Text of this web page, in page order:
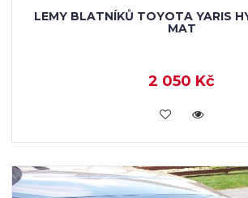
LEMY BLATNÍKŮ TOYOTA YARIS
MAT
2 050 Kč
KOUPIT